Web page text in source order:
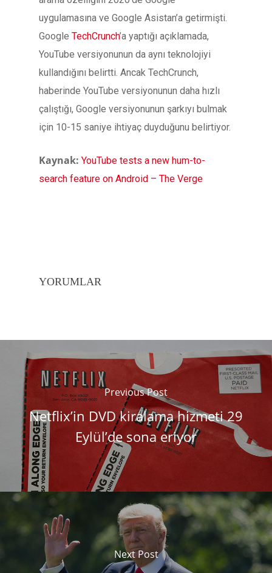
uygulamasına ve Google Asistan’a getirmişti.
Google TechCrunch’a yaptığı açıklamada,
YouTube versiyonunun da aynı teknolojiyi
kullandığını belirtti. Ancak TechCrunch,
haberinde YouTube versiyonunun daha hızlı
çalıştığı, Google versiyonunun şarkıyı bulmak
için 10-15 saniye ihtiyaç duyduğunu belirtiyor.
Kaynak: YouTube tests a new hum-to-
search feature on Android – The Verge
YORUMLAR
Previous Post
Netflix’in DVD kiralama hizmeti 29
Eylül’de sona eriyor
Next Post